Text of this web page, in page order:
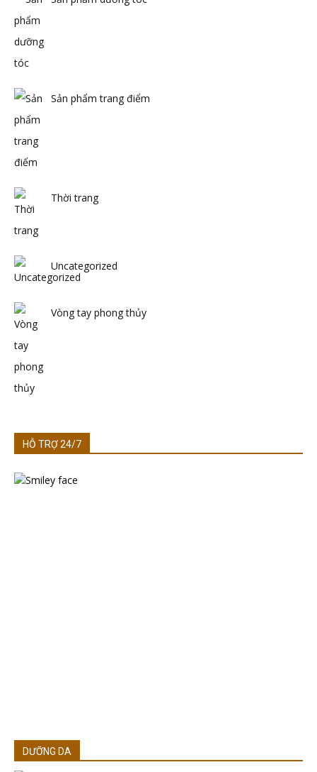
Sản phẩm trang điểm
Thời trang
Uncategorized
Vòng tay phong thủy
HỖ TRỢ 24/7
DƯỠNG DA